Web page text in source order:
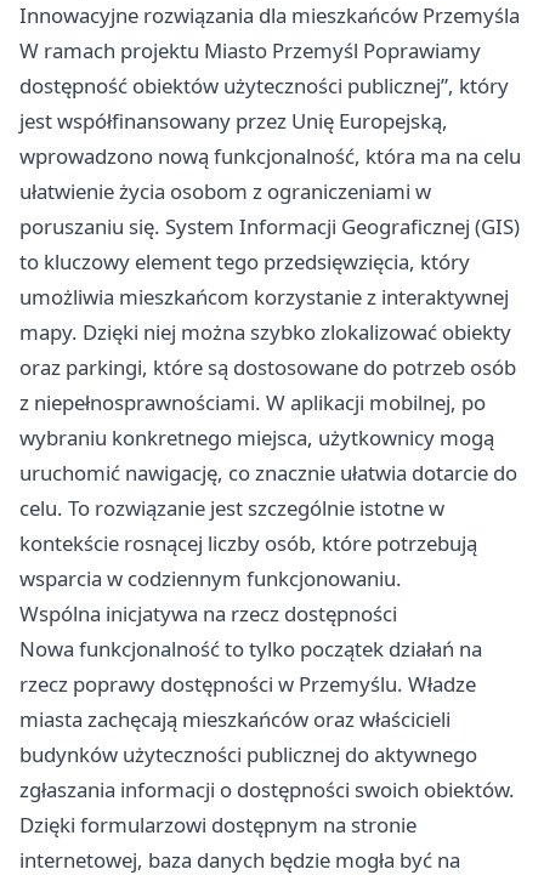
Innowacyjne rozwiązania dla mieszkańców Przemyśla
W ramach projektu Miasto Przemyśl Poprawiamy
dostępność obiektów użyteczności publicznej”, który
jest współfinansowany przez Unię Europejską,
wprowadzono nową funkcjonalność, która ma na celu
ułatwienie życia osobom z ograniczeniami w
poruszaniu się. System Informacji Geograficznej (GIS)
to kluczowy element tego przedsięwzięcia, który
umożliwia mieszkańcom korzystanie z interaktywnej
mapy. Dzięki niej można szybko zlokalizować obiekty
oraz parkingi, które są dostosowane do potrzeb osób
z niepełnosprawnościami. W aplikacji mobilnej, po
wybraniu konkretnego miejsca, użytkownicy mogą
uruchomić nawigację, co znacznie ułatwia dotarcie do
celu. To rozwiązanie jest szczególnie istotne w
kontekście rosnącej liczby osób, które potrzebują
wsparcia w codziennym funkcjonowaniu.
Wspólna inicjatywa na rzecz dostępności
Nowa funkcjonalność to tylko początek działań na
rzecz poprawy dostępności w Przemyślu. Władze
miasta zachęcają mieszkańców oraz właścicieli
budynków użyteczności publicznej do aktywnego
zgłaszania informacji o dostępności swoich obiektów.
Dzięki formularzowi dostępnym na stronie
internetowej, baza danych będzie mogła być na